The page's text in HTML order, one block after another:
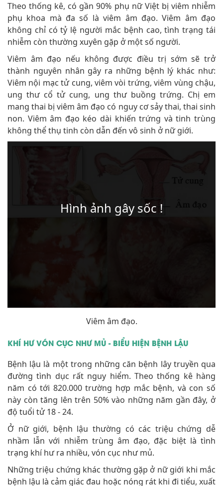
Theo thống kê, có gần 90% phụ nữ Việt bị viêm nhiễm
phụ khoa mà đa số là viêm âm đạo. Viêm âm đạo
không chỉ có tỷ lệ người mắc bệnh cao, tình trạng tái
nhiễm còn thường xuyên gặp ở một số người.
Viêm âm đạo nếu không được điều trị sớm sẽ trở
thành nguyên nhân gây ra những bệnh lý khác như:
Viêm nội mạc tử cung, viêm vòi trứng, viêm vùng chậu,
ung thư cổ tử cung, ung thư buồng trứng. Chị em
mang thai bị viêm âm đạo có nguy cơ sảy thai, thai sinh
non. Viêm âm đạo kéo dài khiến trứng và tinh trùng
không thể thụ tinh còn dẫn đến vô sinh ở nữ giới.
Viêm âm đạo.
KHÍ HƯ VÓN CỤC NHƯ MỦ - BIỂU HIỆN BỆNH LẬU
Bệnh lậu là một trong những căn bệnh lây truyền qua
đường tình dục rất nguy hiểm. Theo thống kê hàng
năm có tới 820.000 trường hợp mắc bệnh, và con số
này còn tăng lên trên 50% vào những năm gần đây, ở
độ tuổi tử 18 - 24.
Ở nữ giới, bệnh lậu thường có các triệu chứng dễ
nhầm lẫn với nhiễm trùng âm đạo, đặc biệt là tình
trạng khí hư ra nhiều, vón cục như mủ.
Những triệu chứng khác thường gặp ở nữ giới khi mắc
bệnh lậu là cảm giác đau hoặc nóng rát khi đi tiểu, xuất